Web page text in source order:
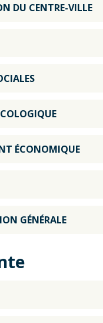
DU CENTRE-VILLE
ÉCONOMIQUE
GÉNÉRALE